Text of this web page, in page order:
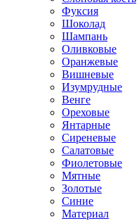
Фуксия
Шоколад
Шампань
Оливковые
Оранжевые
Вишневые
Изумрудные
Венге
Ореховые
Янтарные
Сиреневые
Салатовые
Фиолетовые
Мятные
Золотые
Синие
Материал